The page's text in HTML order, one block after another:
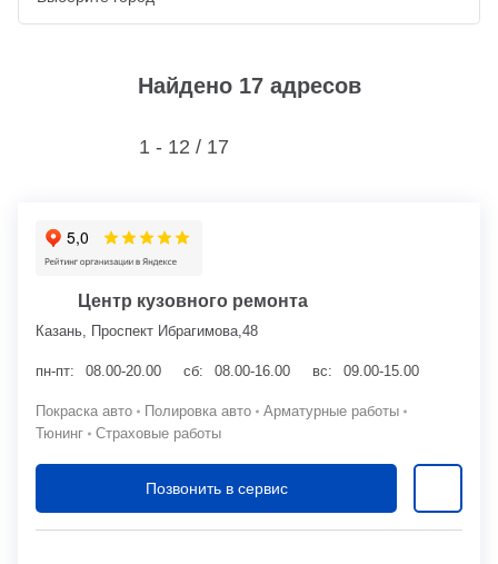
Найдено 17 адресов
1 - 12 / 17
Центр кузовного ремонта
Казань, Проспект Ибрагимова,48
пн-пт: 08.00-20.00 сб: 08.00-16.00 вс: 09.00-15.00
Покраска авто Полировка авто
Арматурные работы
Тюнинг
Страховые работы
Позвонить в сервис